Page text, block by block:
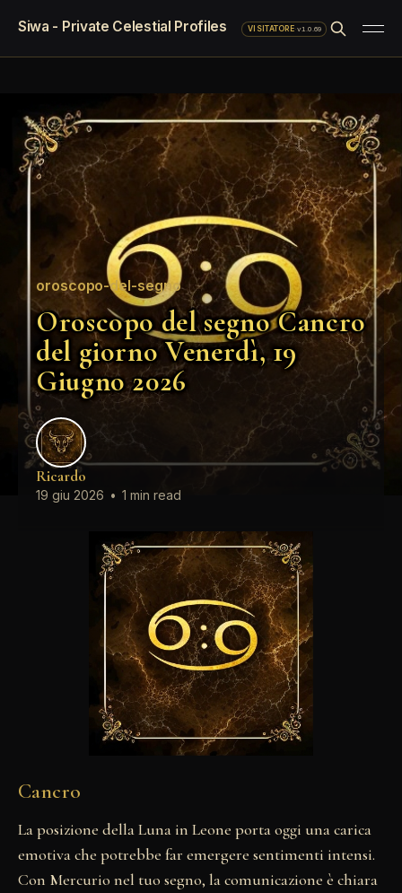
Siwa - Private Celestial Profiles VISITATORE·v1.0.69
oroscopo-del-segno
Oroscopo del segno Cancro
del giorno Venerdì, 19
Giugno 2026
Ricardo
19 giu 2026 • 1 min read
Cancro
La posizione della Luna in Leone porta oggi una carica
emotiva che potrebbe far emergere sentimenti intensi.
Con Mercurio nel tuo segno, la comunicazione è chiara